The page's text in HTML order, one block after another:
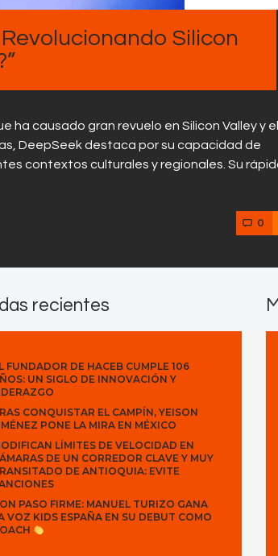
Revolucionando Silicon
ha causado gran revuelo en Silicon Valley y el
DeepSeek destaca por su capacidad de
contextos culturales y regionales. Su
0
recientes
FUNDADOR DE HACEB CUMPLE 106
UN SIGLO DE INNOVACIÓN Y
CONQUISTAR EL CAMPÍN, YEISON
PONE LA MIRA EN MÉXICO
LÍMITES DE VELOCIDAD EN
DE UN CORREDOR CLAVE Y MUY
DE ANTIOQUIA: EVITE
PASO FIRME: MANUEL TURIZO GANA
VOZ KIDS ESPAÑA EN SU DEBUT COMO